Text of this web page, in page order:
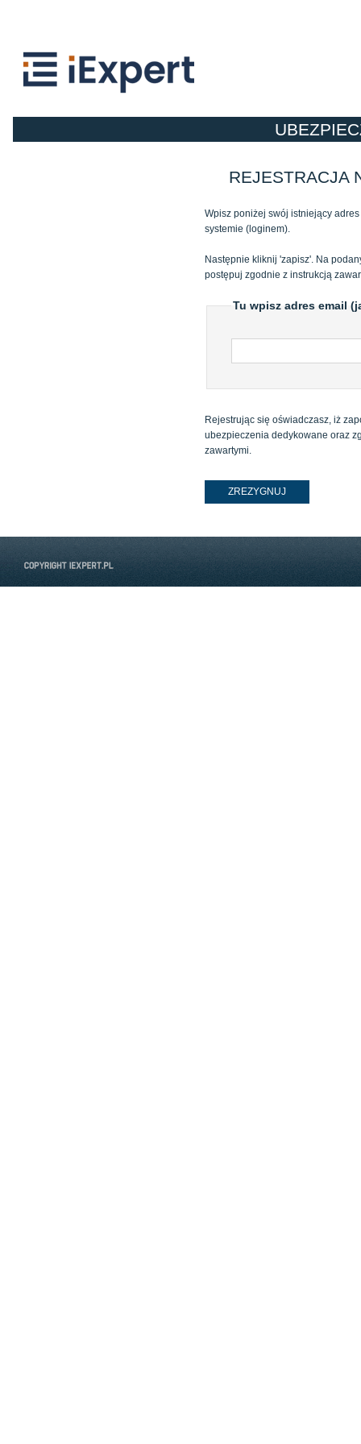
REJESTRACJA
Wpisz poniżej swój istniejący
systemie (loginem).
Następnie kliknij 'zapisz'. Na
postępuj zgodnie z instrukcją
Tu wpisz adres email
Rejestrując się oświadczasz, iż
ubezpieczenia dedykowane oraz
zawartymi.
ZREZYGNUJ